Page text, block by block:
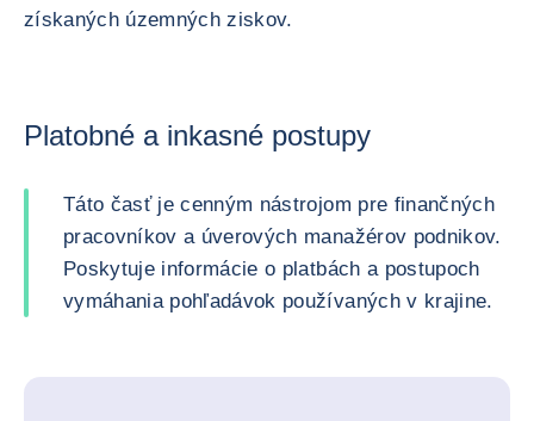
získaných územných ziskov.
Platobné a inkasné postupy
Táto časť je cenným nástrojom pre finančných
pracovníkov a úverových manažérov podnikov.
Poskytuje informácie o platbách a postupoch
vymáhania pohľadávok používaných v krajine.